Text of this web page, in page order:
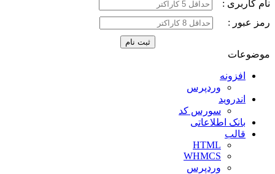
نام کاربری :
رمز عبور :
موضوعات
افزونه
وردپرس
اندروید
سورس کد
بانک اطلاعاتی
قالب
HTML
WHMCS
وردپرس